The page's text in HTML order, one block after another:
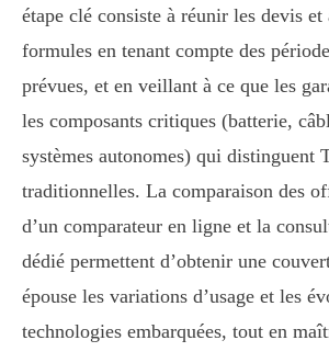
étape clé consiste à réunir les devis et
formules en tenant compte des
prévues, et en veillant à ce que les
les composants critiques (batterie,
systèmes autonomes) qui distinguent
traditionnelles. La comparaison des
d’un comparateur en ligne et la
dédié permettent d’obtenir une
épouse les variations d’usage et les
technologies embarquées, tout en